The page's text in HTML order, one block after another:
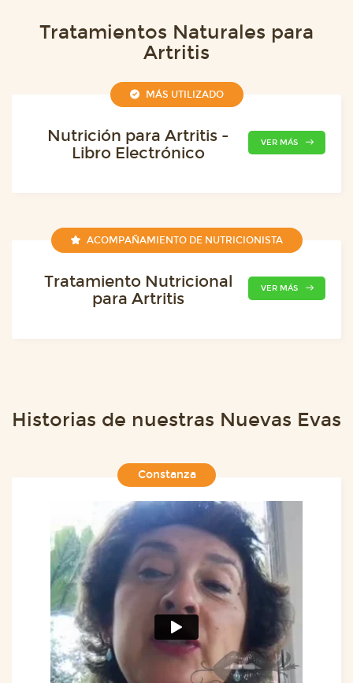
Tratamientos Naturales para
Artritis
MÁS UTILIZADO
Nutrición para Artritis -
Libro Electrónico
VER MÁS
ACOMPAÑAMIENTO DE NUTRICIONISTA
Tratamiento Nutricional
para Artritis
VER MÁS
Historias de nuestras Nuevas Evas
Constanza